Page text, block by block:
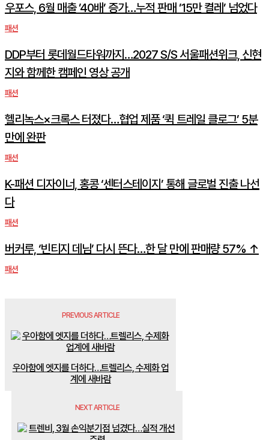
우포스, 6월 매출 ’40배’ 증가…누적 판매 ’15만 켤레’ 넘었다
패션
DDP부터 롯데월드타워까지…2027 S/S 서울패션위크, 신현
지와 함께한 캠페인 영상 공개
패션
헬리녹스×크록스 터졌다…협업 제품 ‘퀵 트레일 클로그’ 5분
만에 완판
패션
K-패션 디자이너, 홍콩 ‘센터스테이지’ 통해 글로벌 진출 나선
다
패션
버커루, ‘빈티지 데님’ 다시 뜬다…한 달 만에 판매량 57% ↑
패션
PREVIOUS ARTICLE
우아함에 엣지를 더하다…트렐리스, 수제화 업
계에 새바람
NEXT ARTICLE